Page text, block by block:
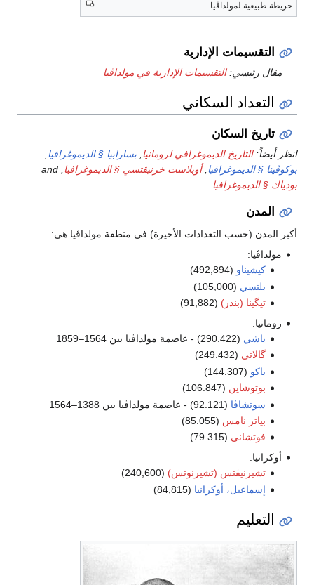
خريطة طبيعية لمولداڤيا
التقسيمات الإدارية
مقال رئيسي:التقسيمات الإدارية في مولداڤيا
التعداد السكاني
تاريخ السكان
انظر أيضاً:التاريخ الديموغرافي لرومانيا بسارابيا § الديموغرافيا
بوكوڤينا § الديموغرافيا ,أوبلاست خرنيڤتسي § الديموغرافيا
بودياك § الديموغرافيا
المدن
أكبر المدن (حسب التعدادات الأخيرة) في منطقة مولداڤيا هي:
مولداڤيا:
كيشيناو (492,894)
بلتسي (105,000)
تيگينا (بندر) (91,882)
رومانيا:
ياشي (290.422) - عاصمة مولداڤيا بين 1564–1859
گالاتي (249.432)
باكو (144.307)
بوتوشاين (106.847)
سوتشاڤا (92.121) - عاصمة مولداڤيا بين 1388–1564
بياتر نامس (85.055)
فوتشاني (79.315)
أوكرانيا:
تشيرنيڤتس (تشيرنوتس) (240,600)
إسماعيل، أوكرانيا (84,815)
التعليم